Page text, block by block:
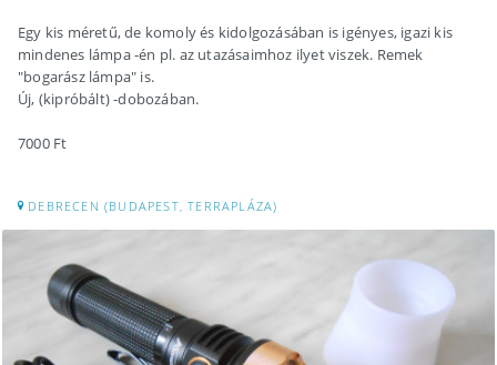
Egy kis méretű, de komoly és kidolgozásában is igényes, igazi kis
mindenes lámpa -én pl. az utazásaimhoz ilyet viszek. Remek
"bogarász lámpa" is.
Új, (kipróbált) -dobozában.
7000 Ft
DEBRECEN (BUDAPEST, TERRAPLÁZA)